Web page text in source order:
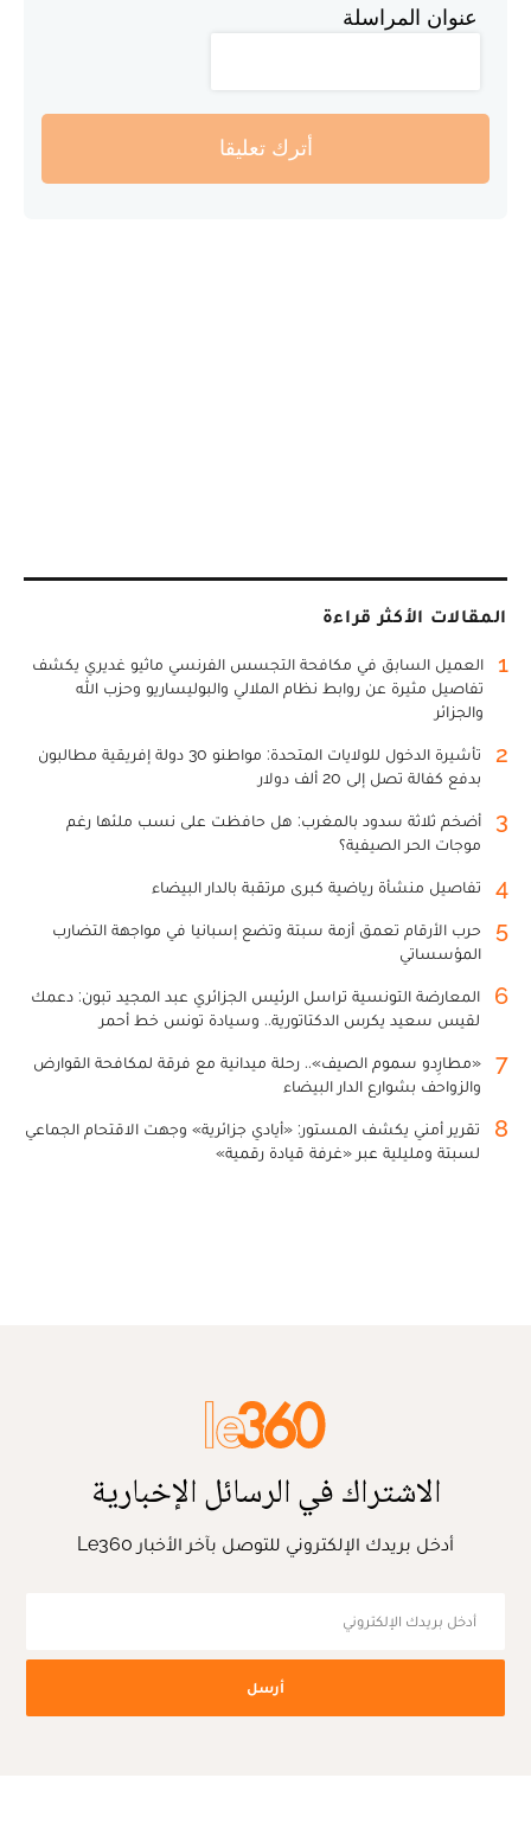
عنوان المراسلة
أترك تعليقا
المقالات الأكثر قراءة
1
العميل السابق في مكافحة التجسس الفرنسي ماثيو غديري يكشف
تفاصيل مثيرة عن روابط نظام الملالي والبوليساريو وحزب الله
والجزائر
2
تأشيرة الدخول للولايات المتحدة: مواطنو 30 دولة إفريقية مطالبون
بدفع كفالة تصل إلى 20 ألف دولار
3
أضخم ثلاثة سدود بالمغرب: هل حافظت على نسب ملئها رغم
موجات الحر الصيفية؟
4 تفاصيل منشأة رياضية كبرى مرتقبة بالدار البيضاء
5
حرب الأرقام تعمق أزمة سبتة وتضع إسبانيا في مواجهة التضارب
المؤسساتي
6
المعارضة التونسية تراسل الرئيس الجزائري عبد المجيد تبون: دعمك
لقيس سعيد يكرس الدكتاتورية.. وسيادة تونس خط أحمر
7
«مطارِدو سموم الصيف».. رحلة ميدانية مع فرقة لمكافحة القوارض
والزواحف بشوارع الدار البيضاء
8
تقرير أمني يكشف المستور: «أيادي جزائرية» وجهت الاقتحام الجماعي
لسبتة ومليلية عبر «غرفة قيادة رقمية»
الاشتراك في الرسائل الإخبارية
أدخل بريدك الإلكتروني للتوصل بآخر الأخبار Le360
أرسل